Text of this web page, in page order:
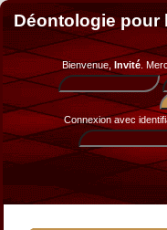
Déontologie pour
Bienvenue, Invité.
Connexion avec